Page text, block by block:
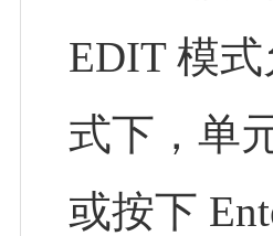
EDIT 模
式下，单
或按下